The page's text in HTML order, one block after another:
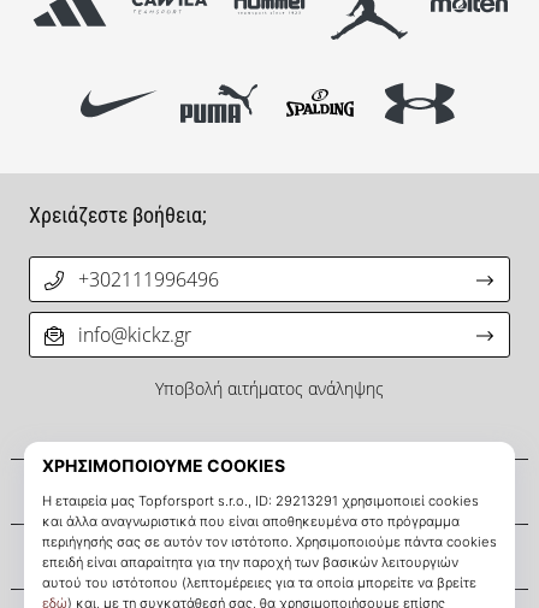
Σχετικά μ' εμάς
Εξυπηρέτηση πελατών
Χρειάζεστε βοήθεια;
+302111996496
info@kickz.gr
Υποβολή αιτήματος ανάληψης